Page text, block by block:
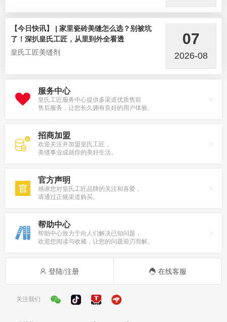
【今日快讯】 | 家里瓷砖美缝怎么选？别被坑
了！深扒皇氏工匠，从里到外全看透
皇氏工匠美缝剂
07
2026-08
服务中心
皇氏工匠服务中心提供多渠道优质售前
售后服务，让您长久拥有良好的用户体验。
招商加盟
欢迎关注并加盟皇氏工匠，
美缝事业成就你的美好生活。
官方声明
感谢您对皇氏工匠品牌的关注和喜爱，
请通过正规渠道购买。
帮助中心
帮助中心致力于向人们解决已知问题，
欢迎您阅读与收藏，让您的问题迎刃而解。
登陆/注册 在线客服
关注我们